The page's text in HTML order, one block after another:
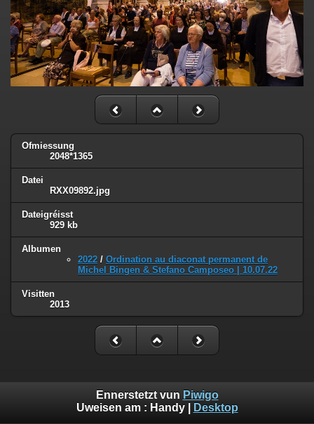
Ofmiessung
2048*1365
Datei
RXX09892.jpg
Dateigréisst
929 kb
Albumen
2022 / Ordination au diaconat permanent de
Michel Bingen & Stefano Camposeo | 10.07.22
Visitten
2013
Ennerstetzt vun Piwigo
Uweisen am : Handy| Desktop